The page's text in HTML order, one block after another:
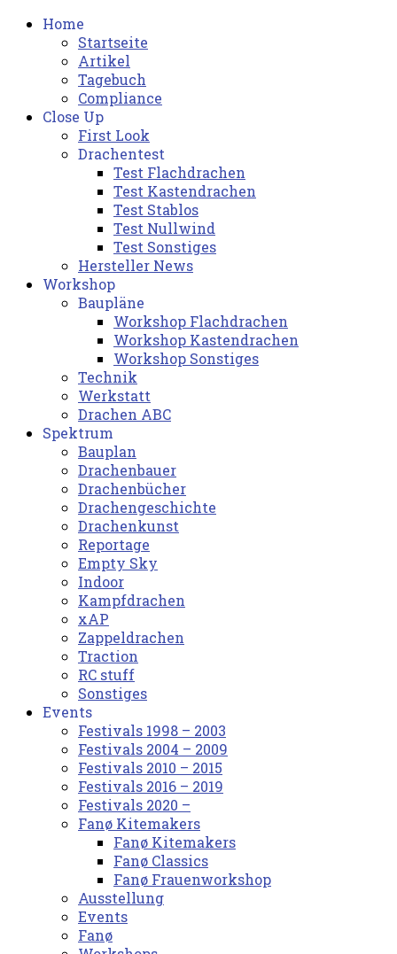
Home
Startseite
Artikel
Tagebuch
Compliance
Close Up
First Look
Drachentest
Test Flachdrachen
Test Kastendrachen
Test Stablos
Test Nullwind
Test Sonstiges
Hersteller News
Workshop
Baupläne
Workshop Flachdrachen
Workshop Kastendrachen
Workshop Sonstiges
Technik
Werkstatt
Drachen ABC
Spektrum
Bauplan
Drachenbauer
Drachenbücher
Drachengeschichte
Drachenkunst
Reportage
Empty Sky
Indoor
Kampfdrachen
xAP
Zappeldrachen
Traction
RC stuff
Sonstiges
Events
Festivals 1998 – 2003
Festivals 2004 – 2009
Festivals 2010 – 2015
Festivals 2016 – 2019
Festivals 2020 –
Fanø Kitemakers
Fanø Kitemakers
Fanø Classics
Fanø Frauenworkshop
Ausstellung
Events
Fanø